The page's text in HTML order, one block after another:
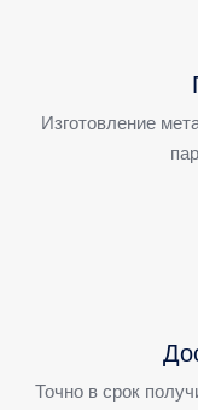
Изготовление
Точно в срок